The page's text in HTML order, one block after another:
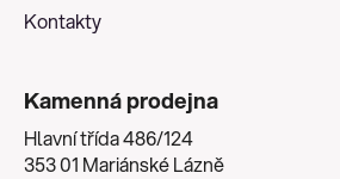
Kontakty
Kamenná prodejna
Hlavní třída 486/124
353 01 Mariánské Lázně